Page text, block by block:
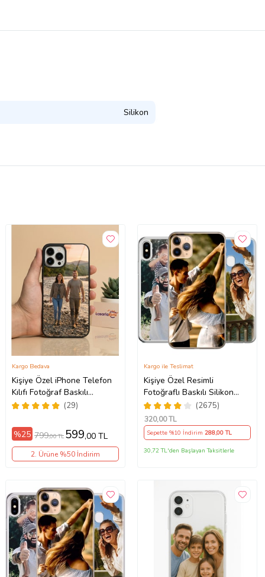
Silikon
Kişiye Özel iPhone Telefon
Kılıfı Fotoğraf Baskılı
11/13/14/14Pro/14ProMax/15/15Pro/15ProMax/16/16e/16Plus/
(29)
Kargo Bedava
%25 799,00 TL 599,00 TL
2. Ürüne %50 İndirim
Kişiye Özel Resimli
Fotoğraflı Baskılı Silikon
Telefon Kılıfı Kapak Kılıf
(Telefon Modelleri
Açıklamada)
(2675)
Kargo ile Teslimat
320,00 TL
Sepette %10 İndirim288,00 TL
30,72 TL'den Başlayan Taksitlerle